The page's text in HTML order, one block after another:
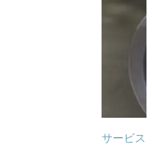
サービス